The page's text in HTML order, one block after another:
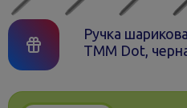
Ручка
TMM Dot,